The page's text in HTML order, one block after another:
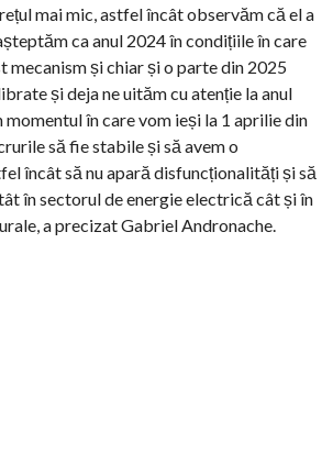
mai mic, astfel încât observăm că el a
ca anul 2024 în condițiile în care
mecanism și chiar și o parte din 2025
și deja ne uităm cu atenție la anul
în care vom ieși la 1 aprilie din
să fie stabile și să avem o
încât să nu apară disfuncționalități și să
în sectorul de energie electrică cât și în
a precizat Gabriel Andronache.